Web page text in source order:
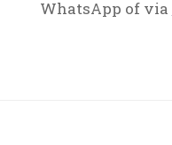
WhatsApp of via